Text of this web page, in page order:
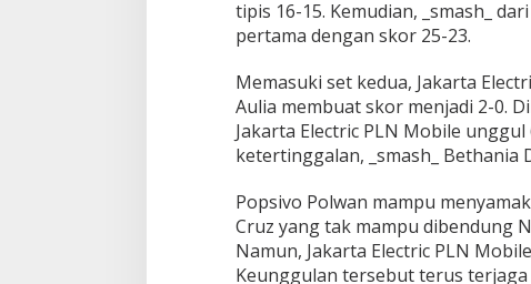
l
g
a
2
2
d
e
g
tipis 16-15. Kemudian, _smash_
pertama dengan skor 25-23.
Memasuki set kedua, Jakarta
Aulia membuat skor menjadi 2-0.
Jakarta Electric PLN Mobile
ketertinggalan, _smash_ Bethania
Popsivo Polwan mampu
Cruz yang tak mampu dibendung
Namun, Jakarta Electric PLN
Keunggulan tersebut terus